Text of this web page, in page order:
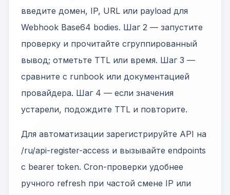
введите домен, IP, URL или payload для
Webhook Base64 bodies. Шаг 2 — запустите
проверку и прочитайте сгруппированный
вывод; отметьте TTL или время. Шаг 3 —
сравните с runbook или документацией
провайдера. Шаг 4 — если значения
устарели, подождите TTL и повторите.
Для автоматизации зарегистрируйте API на
/ru/api-register-access и вызывайте endpoints
с bearer token. Cron-проверки удобнее
ручного refresh при частой смене IP или